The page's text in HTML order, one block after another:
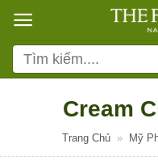
qua
nội
dung
Tìm
kiếm:
Cream
Trang Chủ » Mỹ